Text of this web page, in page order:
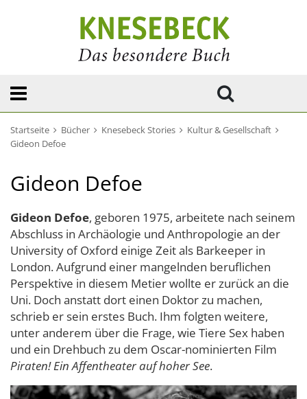
Startseite Bücher Knesebeck Stories
Kultur & Gesellschaft
Gideon Defoe
Gideon Defoe
Gideon Defoe, geboren 1975, arbeitete nach seinem
Abschluss in Archäologie und Anthropologie an der
University of Oxford einige Zeit als Barkeeper in
London. Aufgrund einer mangelnden beruflichen
Perspektive in diesem Metier wollte er zurück an die
Uni. Doch anstatt dort einen Doktor zu machen,
schrieb er sein erstes Buch. Ihm folgten weitere,
unter anderem über die Frage, wie Tiere Sex haben
und ein Drehbuch zu dem Oscar-nominierten Film
Piraten! Ein Affentheater auf hoher See.